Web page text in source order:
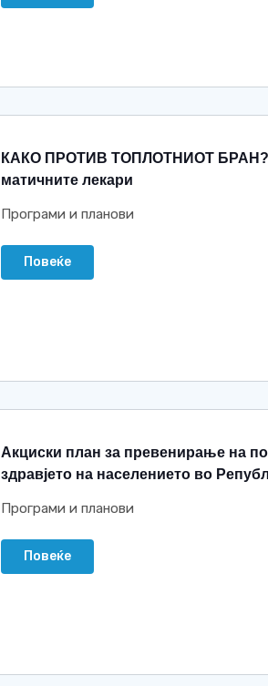
КАКО ПРОТИВ ТОПЛОТНИОТ БРАН?
матичните лекари
Програми и планови
Повеќе
Акциски план за превенирање на
здравјето на населението во
Програми и планови
Повеќе